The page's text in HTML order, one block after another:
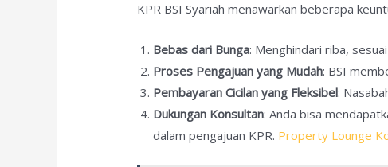
KPR BSI Syariah menawarkan beberapa
Bebas dari Bunga: Menghindari riba,
Proses Pengajuan yang Mudah: BSI
Pembayaran Cicilan yang Fleksibel:
Dukungan Konsultan: Anda bisa
dalam pengajuan KPR. Property Lounge